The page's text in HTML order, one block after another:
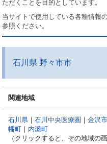
ただくことを目的としています。
当サイトで使用している各種情報
参照ください。
石川県 野々市市
関連地域
石川県 ｜石川中央医療圏 ｜金沢市
幡町 ｜ 内灘町
（クリックすると、その地域の